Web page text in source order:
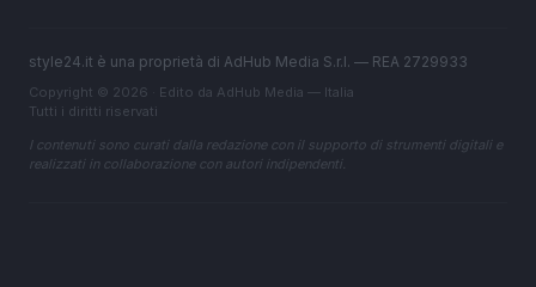
style24.it è una proprietà di AdHub Media S.r.l. — REA 2729933
Copyright © 2026 · Edito da AdHub Media — Italia
Tutti i diritti riservati
I contenuti sono curati dalla redazione con il supporto di strumenti digitali e
realizzati in collaborazione con autori indipendenti.